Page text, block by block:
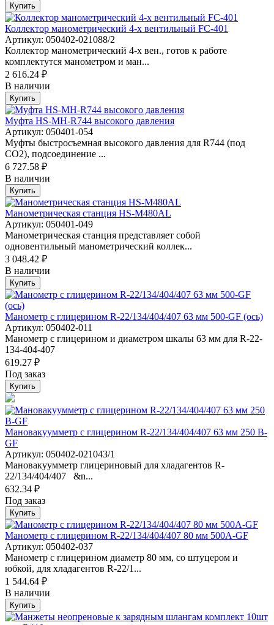
Купить
Коллектор манометрический 4-х вентильный FC-401
Артикул: 050402-021088/2
Коллектор манометрический 4-х вен., готов к работе
комплектутся манометром и ман...
2 616.24 ₽
В наличии
Купить
Муфта HS-MH-R744 высокого давления
Артикул: 050401-054
Муфты быстросъемная высокого давления для R744 (под
СО2), подсоединение ...
6 727.58 ₽
В наличии
Купить
Манометрическая станция HS-M480AL
Артикул: 050401-049
Манометрическая станция представляет собой
одновентильный манометрический коллек...
3 048.42 ₽
В наличии
Купить
Манометр с глицерином R-22/134/404/407 63 мм 500-GF (ось)
Артикул: 050402-011
Манометр с глицерином и диаметром шкалы 63 мм для R-22-
134-404-407
619.27 ₽
Под заказ
Купить
Мановакуумметр с глицерином R-22/134/404/407 63 мм 250 B-
GF
Артикул: 050402-021043/1
Мановакуумметр глицериновый для хладагентов R-
22/134/404/407 &n...
632.34 ₽
Под заказ
Купить
Манометр с глицерином R-22/134/404/407 80 мм 500A-GF
Артикул: 050402-037
Манометр с глицерином диаметр 80 мм, со штуцером и
юбкой, для хладагентов R-22/1...
1 544.64 ₽
В наличии
Купить